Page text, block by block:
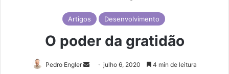
Artigos Desenvolvimento
O poder da gratidão
Pedro Engler julho 6, 2020 4 min de leitura